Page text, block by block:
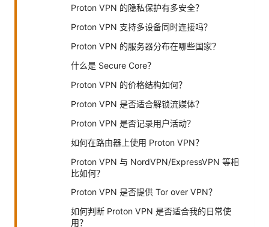
Proton VPN 的隐私保护有多安全？
Proton VPN 支持多设备同时连接吗？
Proton VPN 的服务器分布在哪些国家？
什么是 Secure Core？
Proton VPN 的价格结构如何？
Proton VPN 是否适合解锁流媒体？
Proton VPN 是否记录用户活动？
如何在路由器上使用 Proton VPN？
Proton VPN 与 NordVPN/ExpressVPN 等相
比如何？
Proton VPN 是否提供 Tor over VPN？
如何判断 Proton VPN 是否适合我的日常使
用？